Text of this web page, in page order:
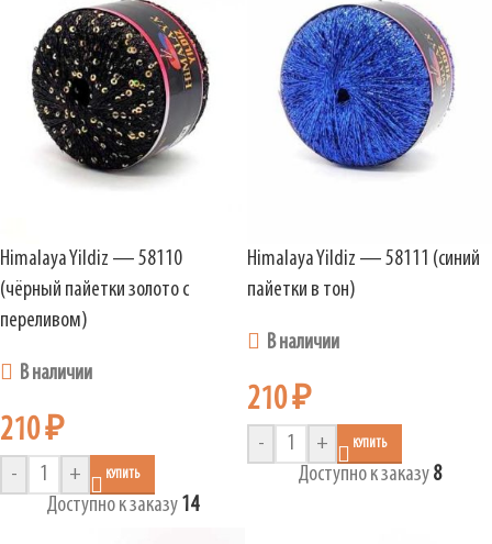
Himalaya Yildiz — 58110
(чёрный пайетки золото с
переливом)
В наличии
210₽
- + КУПИТЬ
Доступно к заказу 14
Himalaya Yildiz — 58111 (синий
пайетки в тон)
В наличии
210₽
- + КУПИТЬ
Доступно к заказу 8